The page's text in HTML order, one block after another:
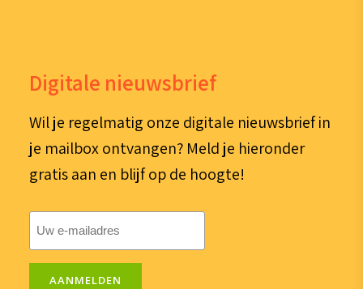
Digitale nieuwsbrief
Wil je regelmatig onze digitale nieuwsbrief in
je mailbox ontvangen? Meld je hieronder
gratis aan en blijf op de hoogte!
AANMELDEN